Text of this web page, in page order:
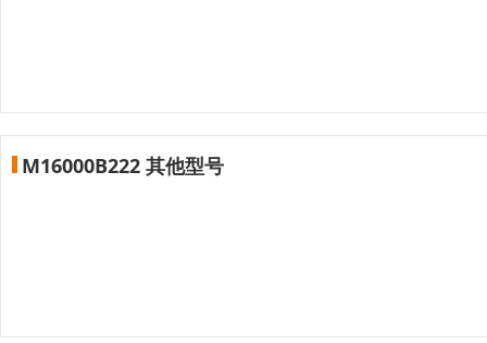
M16000B222 其他型号